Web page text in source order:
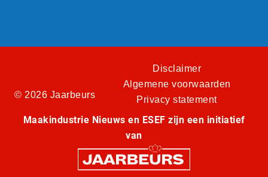
© 2026 Jaarbeurs
Disclaimer
Algemene voorwaarden
Privacy statement
Maakindustrie Nieuws en ESEF zijn een initiatief
van